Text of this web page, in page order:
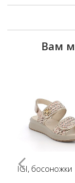
Вам
IGI, босоножки